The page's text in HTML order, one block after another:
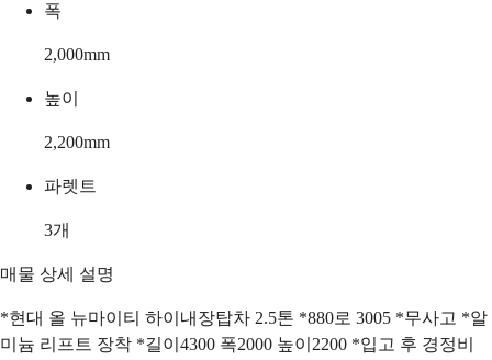
폭
2,000mm
높이
2,200mm
파렛트
3개
매물 상세 설명
*현대 올 뉴마이티 하이내장탑차 2.5톤 *880로 3005 *무사고 *알
미늄 리프트 장착 *길이4300 폭2000 높이2200 *입고 후 경정비